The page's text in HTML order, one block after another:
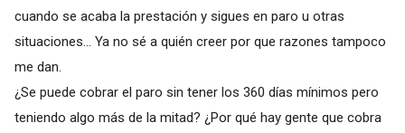
cuando se acaba la prestación y sigues en paro u otras
situaciones... Ya no sé a quién creer por que razones tampoco
me dan.
¿Se puede cobrar el paro sin tener los 360 días mínimos pero
teniendo algo más de la mitad? ¿Por qué hay gente que cobra